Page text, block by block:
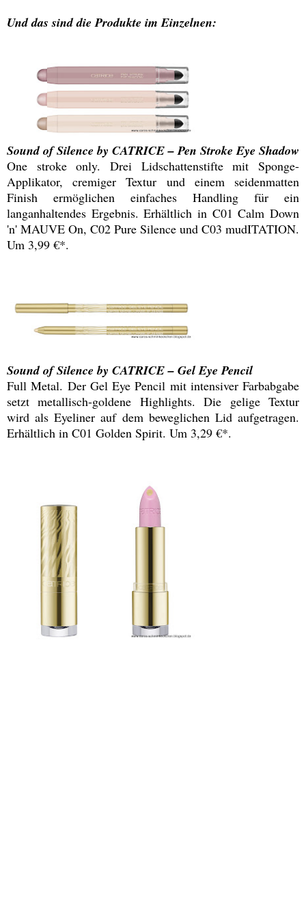
Und das sind die Produkte im Einzelnen:
Sound of Silence by CATRICE – Pen Stroke Eye Shadow
One stroke only. Drei Lidschattenstifte mit Sponge-
Applikator, cremiger Textur und einem seidenmatten
Finish ermöglichen einfaches Handling für ein
langanhaltendes Ergebnis. Erhältlich in C01 Calm Down
'n' MAUVE On, C02 Pure Silence und C03 mudITATION.
Um 3,99 €*.
Sound of Silence by CATRICE – Gel Eye Pencil
Full Metal. Der Gel Eye Pencil mit intensiver Farbabgabe
setzt metallisch-goldene Highlights. Die gelige Textur
wird als Eyeliner auf dem beweglichen Lid aufgetragen.
Erhältlich in C01 Golden Spirit. Um 3,29 €*.